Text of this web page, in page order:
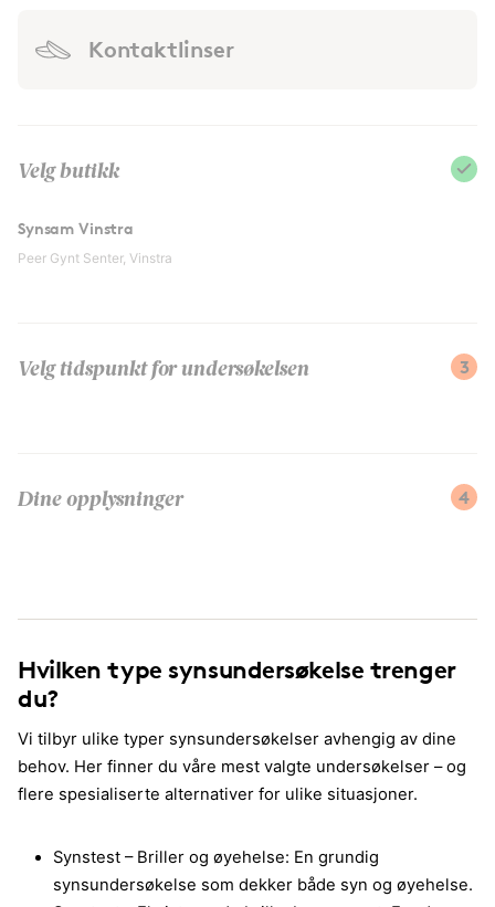
Kontaktlinser
Velg butikk
Synsam Vinstra
Peer Gynt Senter, Vinstra
3
Velg tidspunkt for undersøkelsen
4
Dine opplysninger
Hvilken type synsundersøkelse trenger
du?
Vi tilbyr ulike typer synsundersøkelser avhengig av dine
behov. Her finner du våre mest valgte undersøkelser – og
flere spesialiserte alternativer for ulike situasjoner.
Synstest – Briller og øyehelse: En grundig
synsundersøkelse som dekker både syn og øyehelse.